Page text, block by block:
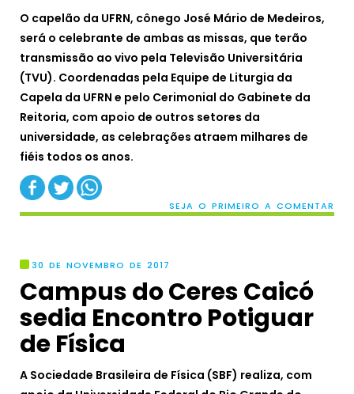
O capelão da UFRN, cônego José Mário de Medeiros,
será o celebrante de ambas as missas, que terão
transmissão ao vivo pela Televisão Universitária
(TVU). Coordenadas pela Equipe de Liturgia da
Capela da UFRN e pelo Cerimonial do Gabinete da
Reitoria, com apoio de outros setores da
universidade, as celebrações atraem milhares de
fiéis todos os anos.
SEJA O PRIMEIRO A COMENTAR
30 DE NOVEMBRO DE 2017
Campus do Ceres Caicó
sedia Encontro Potiguar
de Física
A Sociedade Brasileira de Física (SBF) realiza, com